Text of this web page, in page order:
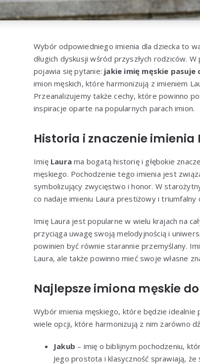
Wybór odpowiedniego imienia dla dziecka to
długich dyskusji wśród przyszłych rodziców.
pojawia się pytanie: jakie imię męskie pasuje
imion męskich, które harmonizują z imieniem
Przeanalizujemy także cechy, które powinno
inspiracje oparte na popularnych parach imion.
Historia i znaczenie imienia
Imię Laura ma bogatą historię i głębokie
męskiego. Pochodzenie tego imienia jest
symbolizujący zwycięstwo i honor. W
co nadaje imieniu Laura prestiżowy i triumfalny
Imię Laura jest popularne w wielu krajach na
przyciąga uwagę swoją melodyjnością i
powinien być równie starannie przemyślany.
Laura, ale także powinno mieć swoje własne
Najlepsze imiona męskie
Wybór imienia męskiego, które będzie idealnie
wiele opcji, które harmonizują z nim zarówno
Jakub – imię o biblijnym pochodzeniu,
Jego prostota i klasyczność sprawiają,